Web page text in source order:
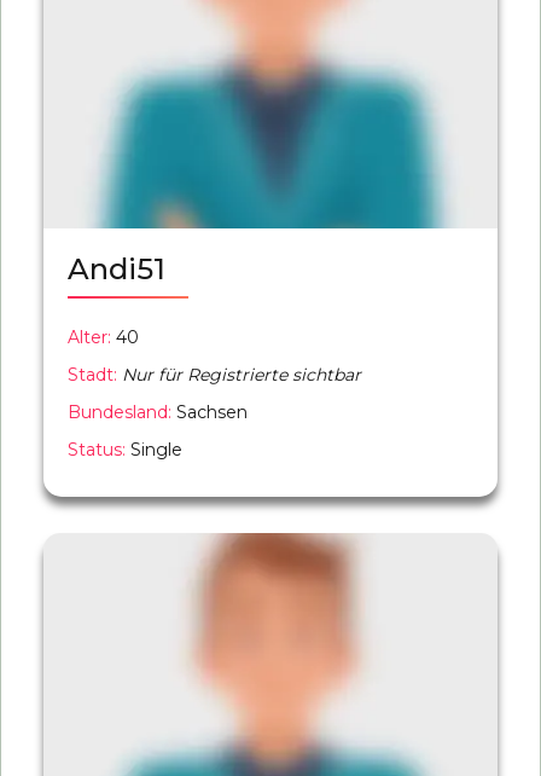
Andi51
Alter: 40
Stadt: Nur für Registrierte sichtbar
Bundesland: Sachsen
Status: Single